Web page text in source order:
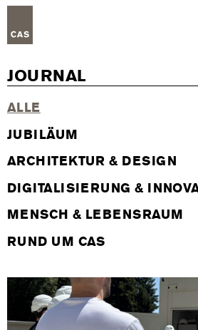
ALLE
JUBILÄUM
ARCHITEKTUR & DESIGN
DIGITALISIERUNG &
MENSCH & LEBENSRAUM
RUND UM CAS
JOURNAL